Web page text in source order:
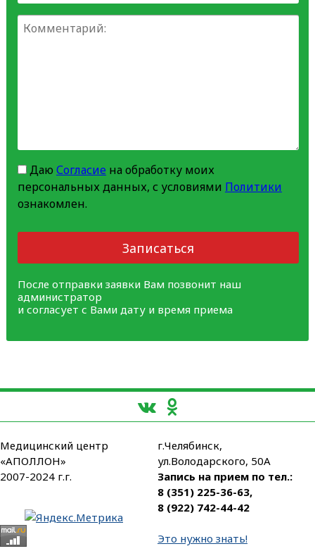
Даю Согласиена обработку моих
персональных данных, с условиями Политики
ознакомлен.
Записаться
После отправки заявки Вам позвонит наш
администратор
и согласует с Вами дату и время приема
Медицинский центр
«АПОЛЛОН»
2007-2024 г.г.
г.Челябинск,
ул.Володарского, 50А
Запись на прием по тел.:
8 (351) 225-36-63,
8 (922) 742-44-42
Это нужно знать!